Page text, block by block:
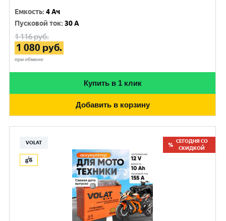
Емкость:4 Ач
Пусковой ток:30 A
1 116руб.
1 080 руб.
при обмене
Купить в 1 клик
Добавить в корзину
VOLAT
СЕГОДНЯ СО
СКИДКОЙ